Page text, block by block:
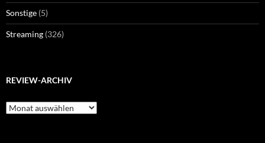
Sonstige (5)
Streaming (326)
REVIEW-ARCHIV
Review-
Archiv